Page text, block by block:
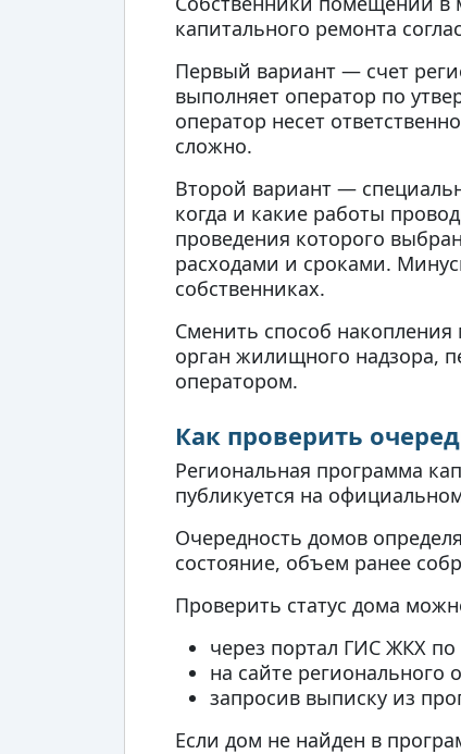
капитального ремонта
Первый вариант — счет
выполняет оператор по
оператор несет
сложно.
Второй вариант —
когда и какие работы
проведения которого
расходами и сроками.
собственниках.
Сменить способ
орган жилищного надзора,
оператором.
Как проверить
Региональная программа
публикуется на
Очередность домов
состояние, объем ранее
Проверить статус дома
через портал ГИС ЖКХ
на сайте регионального
запросив выписку из
Если дом не найден в